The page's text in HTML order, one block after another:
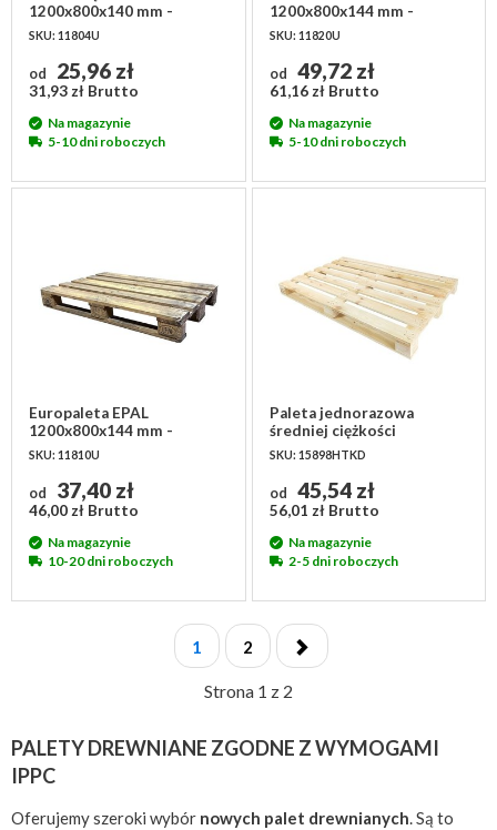
1200x800x140 mm -
używana
SKU: 11804U
od 25,96 zł
31,93 zł Brutto
Na magazynie
5-10 dni roboczych
1200x800x144 mm -
używana I klasa
SKU: 11820U
od 49,72 zł
61,16 zł Brutto
Na magazynie
5-10 dni roboczych
Europaleta EPAL
1200x800x144 mm -
używana II klasa
SKU: 11810U
od 37,40 zł
46,00 zł Brutto
Na magazynie
10-20 dni roboczych
Paleta jednorazowa
średniej ciężkości
1200x800 mm, IPPC
SKU: 15898HTKD
od 45,54 zł
56,01 zł Brutto
Na magazynie
2-5 dni roboczych
Strona 1 z 2
1 2
PALETY DREWNIANE ZGODNE Z WYMOGAMI
IPPC
Oferujemy szeroki wybór nowych palet drewnianych. Są to